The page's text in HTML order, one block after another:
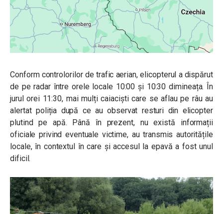
Conform controlorilor de trafic aerian, elicopterul a dispărut
de pe radar între orele locale 10:00 și 10:30 dimineața. În
jurul orei 11:30, mai mulți caiaciști care se aflau pe râu au
alertat poliția după ce au observat resturi din elicopter
plutind pe apă. Până în prezent, nu există informații
oficiale privind eventuale victime, au transmis autoritățile
locale, în contextul în care și accesul la epavă a fost unul
dificil.